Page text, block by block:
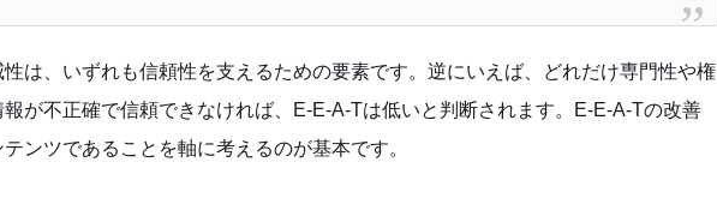
は、いずれも信頼性を支えるための要素です。逆にいえば、どれだけ専門性や権
が不正確で信頼できなければ、E-E-A-Tは低いと判断されます。E-E-A-Tの改善
ンツであることを軸に考えるのが基本です。